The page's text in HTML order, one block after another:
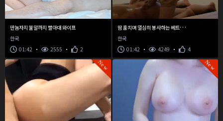
딴놈자지 불알까지 빨아대 와이프
한국
01:42
2555 2
땀
훔치며 열심히 봉사하는 베트남 아가씨
한국
01:42
4249 4
New New